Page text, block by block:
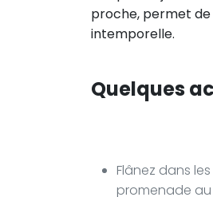
proche, permet
intemporelle.
Quelques
Flânez dans
promenade